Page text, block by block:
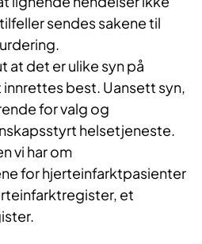
sendes sakene til
at det er ulike syn på
best. Uansett syn,
for valg og
helsetjeneste.
vi har om
for hjerteinfarktpasienter
et